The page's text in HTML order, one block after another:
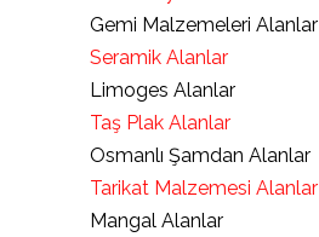
Gemi Malzemeleri Alanlar
Seramik Alanlar
Limoges Alanlar
Taş Plak Alanlar
Osmanlı Şamdan Alanlar
Tarikat Malzemesi Alanlar
Mangal Alanlar